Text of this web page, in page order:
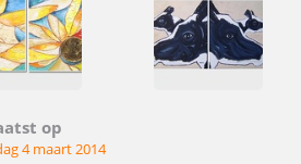
op
4 maart 2014